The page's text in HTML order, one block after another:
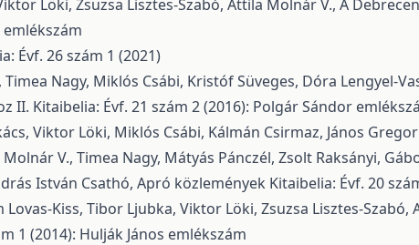
Löki, Zsuzsa Lisztes-Szabó, Attila Molnár V., A
emlékszám
Évf. 26 szám 1 (2021)
Nagy, Miklós Csábi, Kristóf Süveges, Dóra Lengyel-
II. Kitaibelia: Évf. 21 szám 2 (2016): Polgár Sándor
Viktor Löki, Miklós Csábi, Kálmán Csirmaz, János
V., Timea Nagy, Mátyás Pánczél, Zsolt Raksányi,
István Csathó, Apró közlemények Kitaibelia: Évf. 20
Lovas-Kiss, Tibor Ljubka, Viktor Löki, Zsuzsa Lisztes-Szabó,
1 (2014): Hulják János emlékszám